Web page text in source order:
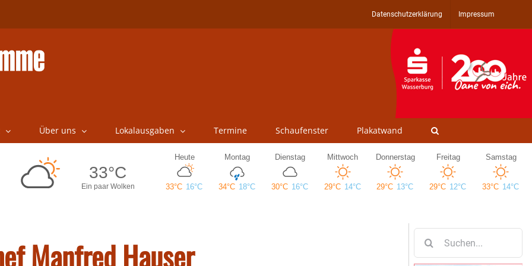
Datenschutzerklärung Impressum
Über uns Lokalausgaben Termine Schaufenster Plakatwand
Manfred Hauser
nach: